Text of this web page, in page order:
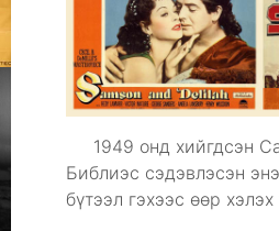
1949 онд хийгдсэн
Библиэс сэдэвлэсэн
бүтээл гэхээс өөр хэлэх